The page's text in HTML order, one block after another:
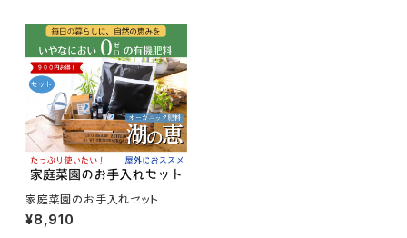
家庭菜園のお手入れセット
¥8,910